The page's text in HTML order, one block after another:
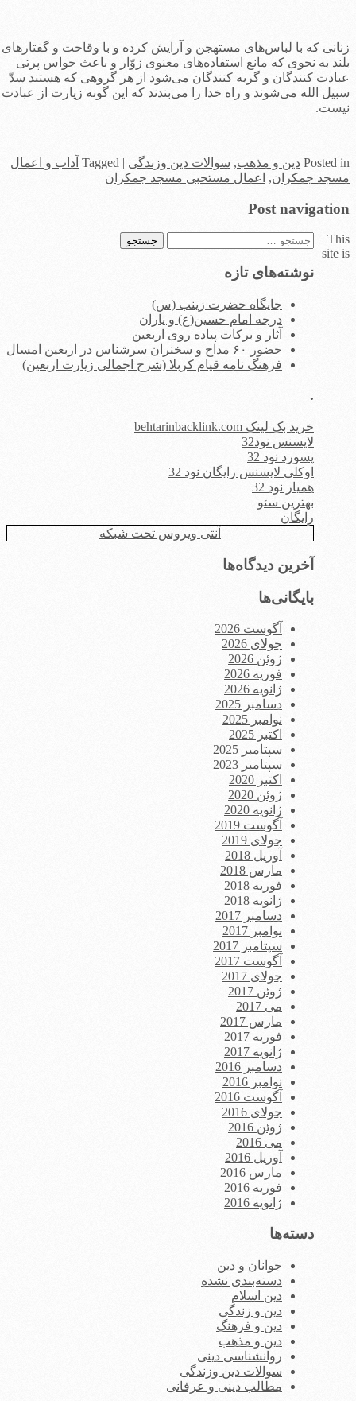
که با لباس‌های مستهجن و آرایش کرده و با وقاحت و گفتارهای
به نحوی که مانع استفاده‌های معنوی زوّار و باعث حواس پرتی
کنندگان و گریه کنندگان می‌شود از هر گروهی که هستند سدّ
الله می‌شوند و راه خدا را می‌بندند که این گونه زیارت از عبادت
Posted دین و مذهب,سوالات دین وزندگی |
Tagged آداب و اعمال
جمکران,اعمال مستحبی مسجد جمکران
Post
جستجو
برای:
نوشته‌های تازه
جایگاه حضرت زینب (س)
درجه امام حسین(ع) و یاران
آثار و برکات پیاده روی اربعین
حضور ۶۰ مداح و سخنران سرشناس در اربعین امسال
فرهنگ نامه قیام کربلا (شرح اجمالی زیارت اربعین)
خرید بک لینک behtarinbacklink.com
لایسنس نود32
پسورد نود 32
اوکلی لایسنس رایگان نود 32
همیار نود 32
بهترین سئو
رایگان
آنتی ویروس تحت شبکه
آخرین دیدگاه‌ها
بایگانی‌ها
آگوست 2026
جولای 2026
ژوئن 2026
فوریه 2026
ژانویه 2026
دسامبر 2025
نوامبر 2025
اکتبر 2025
سپتامبر 2025
سپتامبر 2023
اکتبر 2020
ژوئن 2020
ژانویه 2020
آگوست 2019
جولای 2019
آوریل 2018
مارس 2018
فوریه 2018
ژانویه 2018
دسامبر 2017
نوامبر 2017
سپتامبر 2017
آگوست 2017
جولای 2017
ژوئن 2017
می 2017
مارس 2017
فوریه 2017
ژانویه 2017
دسامبر 2016
نوامبر 2016
آگوست 2016
جولای 2016
ژوئن 2016
می 2016
آوریل 2016
مارس 2016
فوریه 2016
ژانویه 2016
دسته‌ها
جوانان و دین
دسته‌بندی نشده
دین اسلام
دین و زندگی
دین و فرهنگ
دین و مذهب
روانشناسی دینی
سوالات دین وزندگی
مطالب دینی و عرفانی
site